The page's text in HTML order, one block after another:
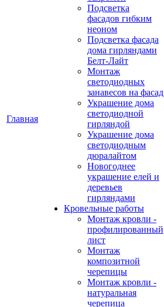
Главная
Подсветка
фасадов гибким
неоном
Подсветка фасада
дома гирляндами
Белт-Лайт
Монтаж
светодиодных
занавесов на фасад
Украшение дома
светодиодной
гирляндой
Украшение дома
светодиодным
дюралайтом
Новогоднее
украшение елей и
деревьев
гирляндами
Кровельные работы
Монтаж кровли -
профилированный
лист
Монтаж
композитной
черепицы
Монтаж кровли -
натуральная
черепица